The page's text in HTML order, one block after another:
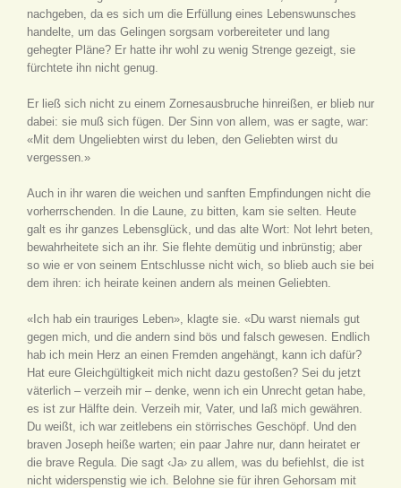
nachgeben, da es sich um die Erfüllung eines Lebenswunsches
handelte, um das Gelingen sorgsam vorbereiteter und lang
gehegter Pläne? Er hatte ihr wohl zu wenig Strenge gezeigt, sie
fürchtete ihn nicht genug.
Er ließ sich nicht zu einem Zornesausbruche hinreißen, er blieb nur
dabei: sie muß sich fügen. Der Sinn von allem, was er sagte, war:
«Mit dem Ungeliebten wirst du leben, den Geliebten wirst du
vergessen.»
Auch in ihr waren die weichen und sanften Empfindungen nicht die
vorherrschenden. In die Laune, zu bitten, kam sie selten. Heute
galt es ihr ganzes Lebensglück, und das alte Wort: Not lehrt beten,
bewahrheitete sich an ihr. Sie flehte demütig und inbrünstig; aber
so wie er von seinem Entschlusse nicht wich, so blieb auch sie bei
dem ihren: ich heirate keinen andern als meinen Geliebten.
«Ich hab ein trauriges Leben», klagte sie. «Du warst niemals gut
gegen mich, und die andern sind bös und falsch gewesen. Endlich
hab ich mein Herz an einen Fremden angehängt, kann ich dafür?
Hat eure Gleichgültigkeit mich nicht dazu gestoßen? Sei du jetzt
väterlich – verzeih mir – denke, wenn ich ein Unrecht getan habe,
es ist zur Hälfte dein. Verzeih mir, Vater, und laß mich gewähren.
Du weißt, ich war zeitlebens ein störrisches Geschöpf. Und den
braven Joseph heiße warten; ein paar Jahre nur, dann heiratet er
die brave Regula. Die sagt ‹Ja› zu allem, was du befiehlst, die ist
nicht widerspenstig wie ich. Belohne sie für ihren Gehorsam mit